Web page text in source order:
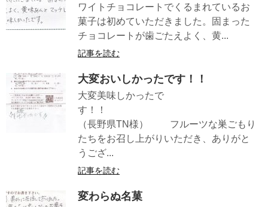
ワイトチョコレートでくるまれているお
菓子は初めていただきました。固まった
チョコレートが歯ごたえよく、黄...
記事を読む
大変おいしかったです！！
大変美味しかったで
す！！
（長野県TN様） フルーツな巣ごもり
たちをお召し上がりいただき、ありがと
うござ...
記事を読む
変わらぬ名菓